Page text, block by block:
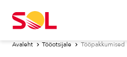
Avaleht Tööotsijale Tööpakkumised